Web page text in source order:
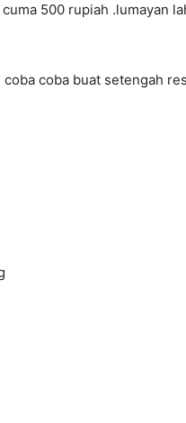
500 rupiah .lumayan
coba buat setengah